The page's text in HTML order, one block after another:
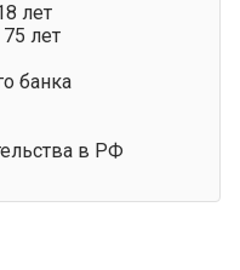
лет
лет
банка
в РФ